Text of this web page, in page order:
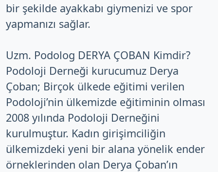
bir şekilde ayakkabı giymenizi ve spor
yapmanızı sağlar.
Uzm. Podolog DERYA ÇOBAN Kimdir?
Podoloji Derneği kurucumuz Derya
Çoban; Birçok ülkede eğitimi verilen
Podoloji’nin ülkemizde eğitiminin olması
2008 yılında Podoloji Derneğini
kurulmuştur. Kadın girişimciliğin
ülkemizdeki yeni bir alana yönelik ender
örneklerinden olan Derya Çoban’ın